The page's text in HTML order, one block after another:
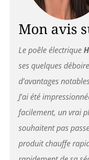
Mon avis
Le poêle électrique
ses quelques
d’avantages
J’ai été
facilement, un vrai
souhaitent pas
produit chauffe